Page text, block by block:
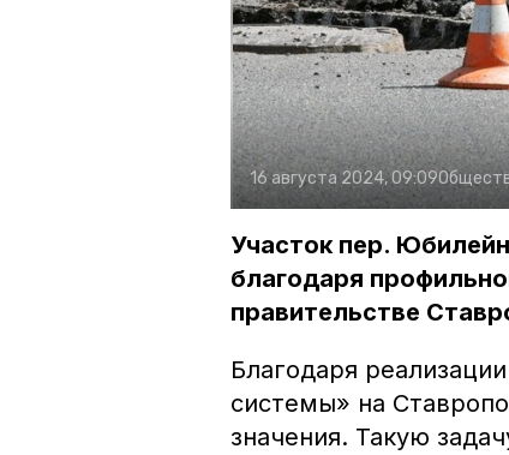
16 августа 2024, 09:09
Участок пер.
благодаря
правительстве
Благодаря
системы» на
значения. Такую